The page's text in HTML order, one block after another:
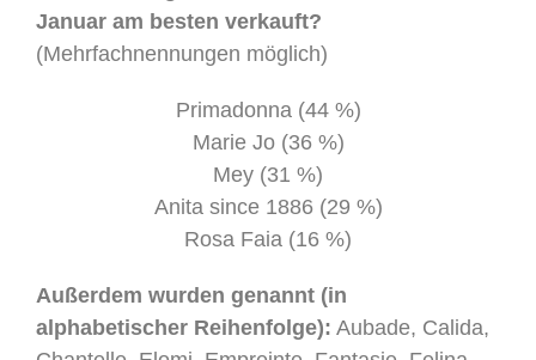
Januar am besten verkauft?
(Mehrfachnennungen möglich)
Primadonna (44 %)
Marie Jo (36 %)
Mey (31 %)
Anita since 1886 (29 %)
Rosa Faia (16 %)
Außerdem wurden genannt (in
alphabetischer Reihenfolge): Aubade, Calida,